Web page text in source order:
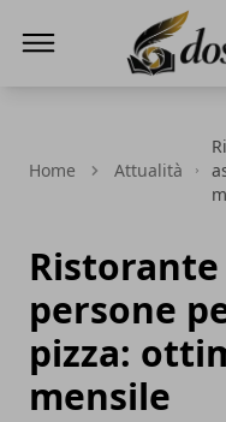
Home Attualità
persone
pizza:
mensile